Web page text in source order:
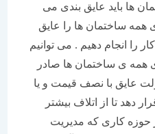
عایق بندی می
ها را عایق
انجام دهیم . می توانیم
ی ساختمان ها صادر
با نصف قیمت و یا
تا از اتلاف بیشتر
کاری که مدیریت